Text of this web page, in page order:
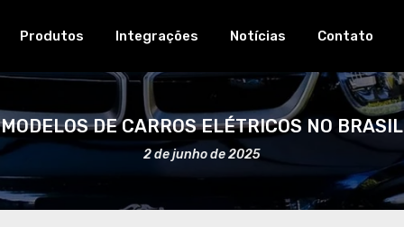
Produtos Integrações Notícias Contato
MODELOS DE CARROS ELÉTRICOS NO BRASIL
2 de junho de 2025